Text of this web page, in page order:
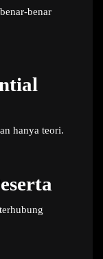
benar
hanya teori.